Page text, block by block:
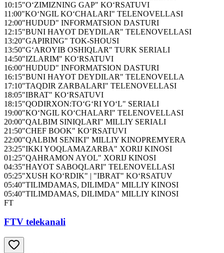
10:15"O‘ZIMIZNING GAP" KO‘RSATUVI
11:00"KO‘NGIL KO‘CHALARI" TELENOVELLASI
12:00"HUDUD" INFORMATSION DASTURI
12:15"BUNI HAYOT DEYDILAR" TELENOVELLASI
13:20"GAPIRING" TOK-SHOUSI
13:50"G‘AROYIB OSHIQLAR" TURK SERIALI
14:50"IZLARIM" KO‘RSATUVI
16:00"HUDUD" INFORMATSION DASTURI
16:15"BUNI HAYOT DEYDILAR" TELENOVELLA
17:10"TAQDIR ZARBALARI" TELENOVELLASI
18:05"IBRAT" KO‘RSATUVI
18:15"QODIRXON:TO‘G‘RI YO‘L" SERIALI
19:00"KO‘NGIL KO‘CHALARI" TELENOVELLASI
20:00"QALBIM SINIQLARI" MILLIY SERIALI
21:50"CHEF BOOK" KO‘RSATUVI
22:00"QALBIM SENIKI" MILLIY KINOPREMYERA
23:25"IKKI YOQLAMAZARBA" XORIJ KINOSI
01:25"QAHRAMON AYOL" XORIJ KINOSI
04:35"HAYOT SABOQLARI" TELENOVELLASI
05:25"XUSH KO‘RDIK" | "IBRAT" KO‘RSATUV
05:40"TILIMDAMAS, DILIMDA" MILLIY KINOSI
05:40"TILIMDAMAS, DILIMDA" MILLIY KINOSI
FT
FTV telekanali